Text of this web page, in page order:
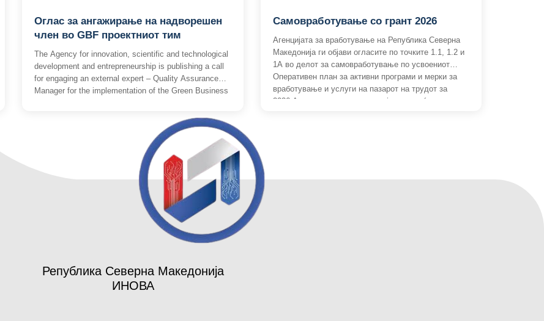
Оглас за ангажирање на надворешен
член во GBF проектниот тим
The Agency for innovation, scientific and technological
development and entrepreneurship is publishing a call
for engaging an external expert – Quality Assurance
Manager for the implementation of the Green Business
action is to support the Republic of North […]
Самовработување со грант 2026
Агенцијата за вработување на Република Северна
Македонија ги објави огласите по точките 1.1, 1.2 и
1А во делот за самовработување по усвоениот
Оперативен план за активни програми и мерки за
вработување и услуги на пазарот на трудот за
2026.Активностите како и секоја година ќе се
Република Северна Македонија
ИНОВА